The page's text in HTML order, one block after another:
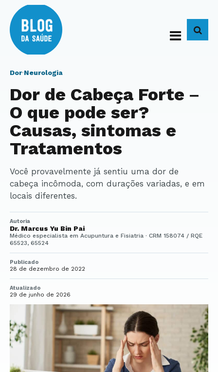
Dor·Neurologia
Dor de Cabeça Forte –
O que pode ser?
Causas, sintomas e
Tratamentos
Você provavelmente já sentiu uma dor de
cabeça incômoda, com durações variadas, e em
locais diferentes.
Autoria
Dr. Marcus Yu Bin Pai
Médico especialista em Acupuntura e Fisiatria · CRM 158074 / RQE
65523, 65524
Publicado
28 de dezembro de 2022
Atualizado
29 de junho de 2026